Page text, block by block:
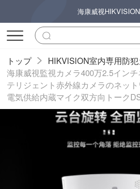
海康威视HIKVISION
トップ
HIKVISION室内専用防
海康威視監視カメラ400万2.5イン
テリジェント赤外線カメラのネッ
電気供給内蔵マイク双方向トーク